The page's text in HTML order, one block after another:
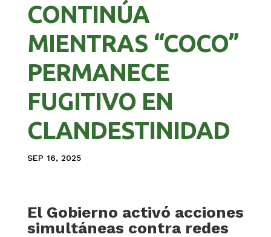
CONTINÚA
MIENTRAS “COCO”
PERMANECE
FUGITIVO EN
CLANDESTINIDAD
SEP 16, 2025
El Gobierno activó acciones
simultáneas contra redes